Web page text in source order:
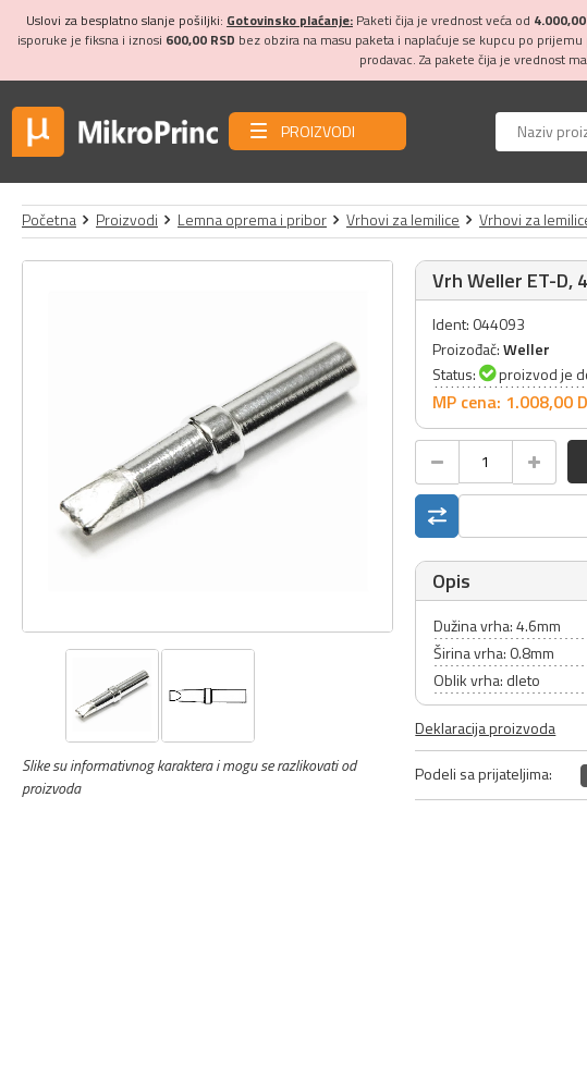
Uslovi za besplatno slanje pošiljki: Gotovinsko plaćanje: Paketi čija je vrednost veća od
isporuke je fiksna i iznosi 600,00 RSD bez obzira na masu paketa i naplaćuje se kupcu po
prodavac. Za pakete čija je vrednost
PROIZVODI
Početna Proizvodi Lemna oprema i pribor Vrhovi za lemilice Vrhovi za
Slike su informativnog karaktera i mogu se razlikovati od
proizvoda
Vrh Weller ET-D,
Ident: 044093
Proizođač:Weller
Status:
proizvod je
MP cena: 1.008,00
Opis
Dužina vrha: 4.6mm
Širina vrha: 0.8mm
Oblik vrha: dleto
Deklaracija proizvoda
Podeli sa prijateljima: